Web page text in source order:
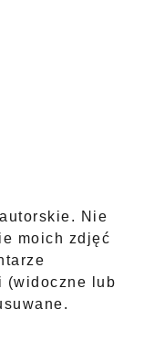
Nie
moich zdjęć
(widoczne lub